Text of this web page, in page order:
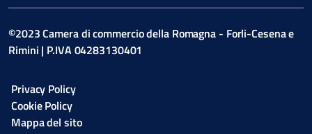
©2023 Camera di commercio della Romagna - Forli-Cesena e
Rimini | P.IVA 04283130401
Privacy Policy
Cookie Policy
Mappa del sito